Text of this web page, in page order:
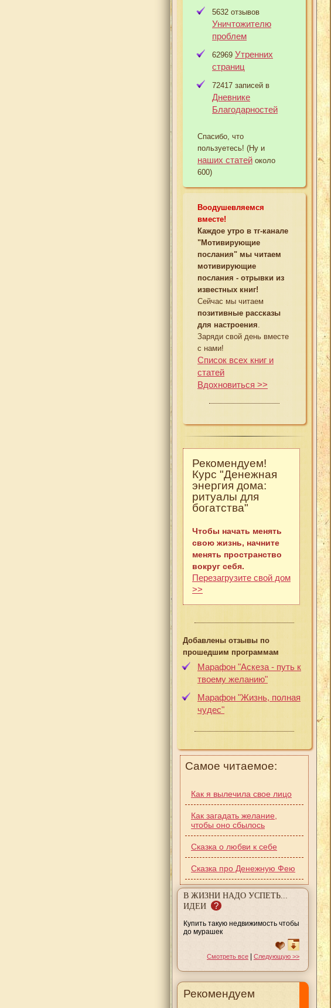
5632 отзывов
Уничтожителю
проблем
62969 Утренних
страниц
72417 записей в
Дневнике
Благодарностей
Спасибо, что
пользуетесь! (Ну и
наших статей около
600)
Воодушевляемся
вместе!
Каждое утро в тг-канале
"Мотивирующие
послания" мы читаем
мотивирующие
послания - отрывки из
известных книг!
Сейчас мы читаем
позитивные рассказы
для настроения
Заряди свой день вместе
с нами!
Список всех книг и
статей
Вдохновиться >>
Рекомендуем!
Курс "Денежная
энергия дома:
ритуалы для
богатства"
Чтобы начать менять
свою жизнь, начните
менять пространство
вокруг себя.
Перезагрузите свой дом
>>
Добавлены отзывы по
прошедшим программам
Марафон "Аскеза - путь к
твоему желанию"
Марафон "Жизнь, полная
чудес"
Самое читаемое:
Как я вылечила свое лицо
Как загадать желание,
чтобы оно сбылось
Сказка о любви к себе
Сказка про Денежную Фею
В ЖИЗНИ НАДО УСПЕТЬ...
ИДЕИ
?
Купить такую недвижимость чтобы
до мурашек
Смотреть все | Следующую >>
Рекомендуем